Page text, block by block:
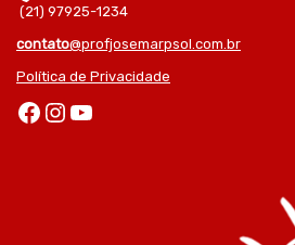
(21) 97925-1234
contato@profjosemarpsol.com.br
Política de Privacidade
Facebook Instagram Youtube